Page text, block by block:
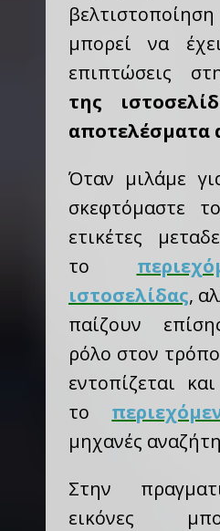
μπορεί να
επιπτώσεις
της
αποτελέσματα
Όταν μιλάμε
σκεφτόμαστε
ετικέτες
το
ιστοσελίδας,
παίζουν
ρόλο στον
εντοπίζεται
το
μηχανές
Στην
εικόνες